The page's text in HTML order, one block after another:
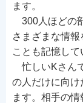
ます。
300人ほどの
さまざまな情
ことも記憶して
忙しいKさん
の人だけに向け
ます。相手の